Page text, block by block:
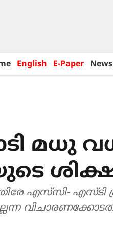
English E-Paper News
മധു
ശിക്ഷ
എസ്‌സി- എസ്ടി